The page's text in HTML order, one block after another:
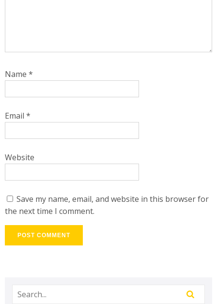
Name *
Email *
Website
Save my name, email, and website in this browser for
the next time I comment.